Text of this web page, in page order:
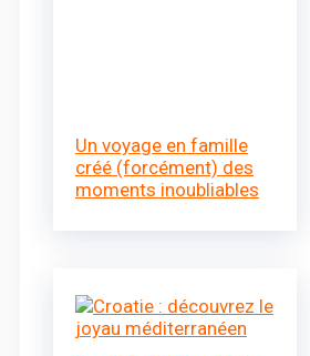
Un voyage en famille
créé (forcément) des
moments inoubliables